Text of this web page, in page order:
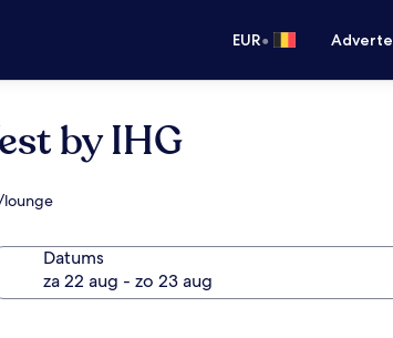
EUR•
by IHG
lounge
Datums